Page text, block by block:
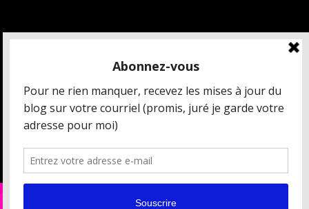
MAIS QUI EST CÉDRIC CHARBONNEL ?
CRÉDITS ET MENTIONS LÉGALES
DONNÉES PERSONNELLES